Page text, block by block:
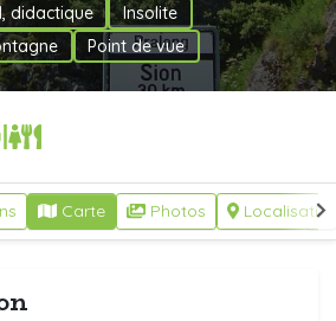
didactique
Insolite
Point de vue
Carte Photos